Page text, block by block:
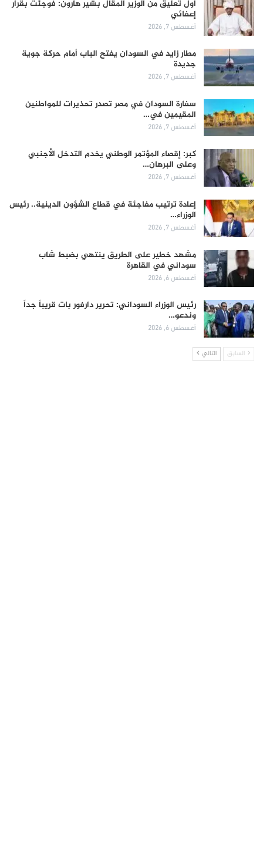
أول تعليق من الوزير المُقال بشير هارون: فوجئت بقرار
إعفائي
أغسطس 7, 2026
مطار زايد في السودان يفتح الباب أمام حركة جوية
جديدة
أغسطس 7, 2026
سفارة السودان في مصر تصدر تحذيرات للمواطنين
المقيمين في…
أغسطس 7, 2026
كبر: إقصاء المؤتمر الوطني يخدم التدخل الأجنبي
وعلى البرهان…
أغسطس 7, 2026
إعادة ترتيب مفاجئة في قطاع الشؤون الدينية.. رئيس
الوزراء…
أغسطس 7, 2026
مشهد خطير على الطريق ينتهي بضبط شاب
سوداني في القاهرة
أغسطس 6, 2026
رئيس الوزراء السوداني: تحرير دارفور بات قريباً جداً
وندعو…
أغسطس 6, 2026
السابق التالي